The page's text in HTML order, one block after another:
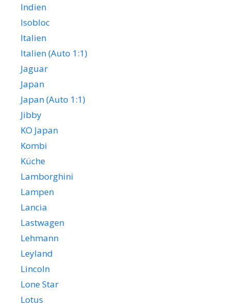
Indien
Isobloc
Italien
Italien (Auto 1:1)
Jaguar
Japan
Japan (Auto 1:1)
Jibby
KO Japan
Kombi
Küche
Lamborghini
Lampen
Lancia
Lastwagen
Lehmann
Leyland
Lincoln
Lone Star
Lotus